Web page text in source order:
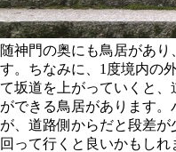
随神門の奥にも鳥居があ
す。ちなみに、1度境内の
て坂道を上がっていくと、
ができる鳥居があります
が、道路側からだと段差
回って行くと良いかもしれ